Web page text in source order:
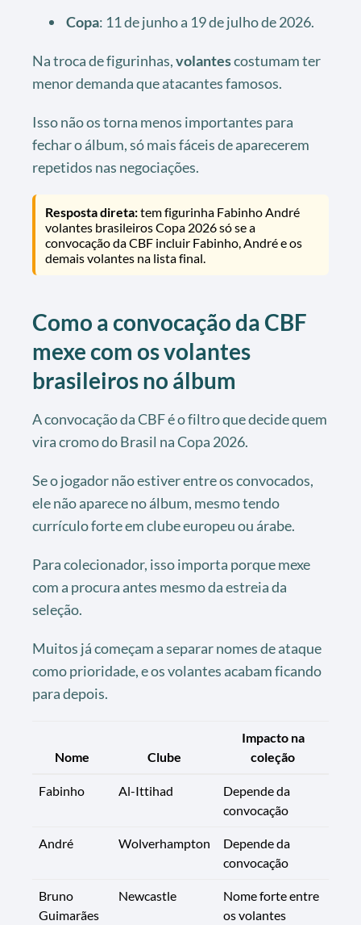
Copa: 11 de junho a 19 de julho de 2026.
Na troca de figurinhas,volantescostumam ter
menor demanda que atacantes famosos.
Isso não os torna menos importantes para
fechar o álbum, só mais fáceis de aparecerem
repetidos nas negociações.
Resposta direta:tem figurinha Fabinho André
volantes brasileiros Copa 2026 só se a
convocação da CBF incluir Fabinho, André e os
demais volantes na lista final.
Como a convocação da CBF
mexe com os volantes
brasileiros no álbum
A convocação da CBF é o filtro que decide quem
vira cromo do Brasil na Copa 2026.
Se o jogador não estiver entre os convocados,
ele não aparece no álbum, mesmo tendo
currículo forte em clube europeu ou árabe.
Para colecionador, isso importa porque mexe
com a procura antes mesmo da estreia da
seleção.
Muitos já começam a separar nomes de ataque
como prioridade, e os volantes acabam ficando
para depois.
Nome Clube
Impacto na
coleção
Fabinho Al-Ittihad
Depende da
convocação
André Wolverhampton
Depende da
convocação
Bruno
Guimarães
Newcastle
Nome forte entre
os volantes